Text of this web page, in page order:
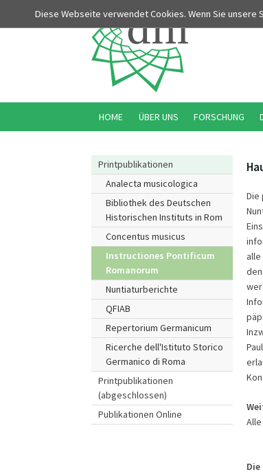
Diese Webseite verwendet Cookies. Wenn Sie unsere
Printpublikationen
Analecta musicologica
Bibliothek des Deutschen
Historischen Instituts in Rom
Concentus musicus
Instructiones Pontificum
Romanorum
Nuntiaturberichte
QFIAB
Repertorium Germanicum
Ricerche dell'Istituto Storico
Germanico di Roma
Printpublikationen
(abgeschlossen)
Publikationen Online
Die
HOME ÜBER UNS FORSCHUNG